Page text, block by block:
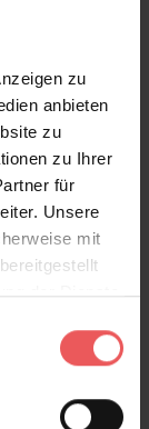
zu
anbieten
zu
zu Ihrer
für
Unsere
mit
der Dienste